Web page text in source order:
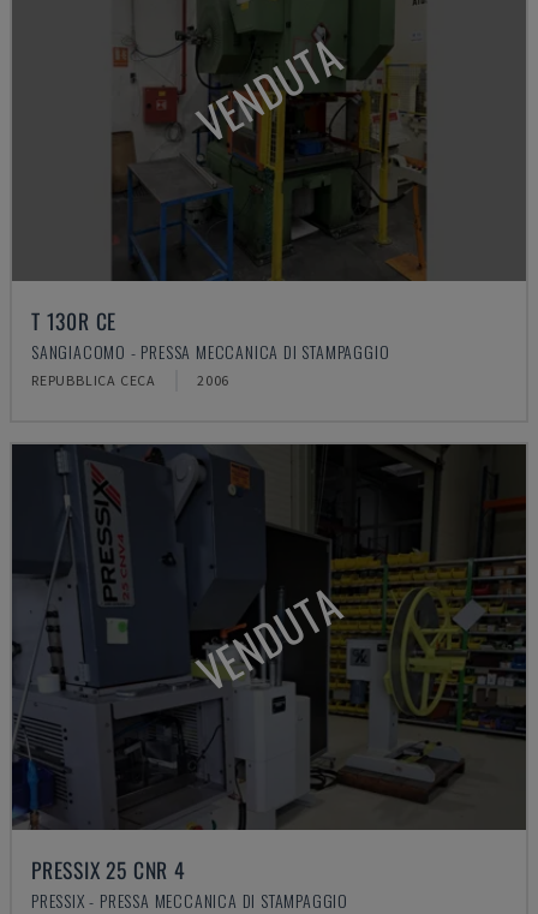
VENDUTA
T 130R CE
SANGIACOMO - PRESSA MECCANICA DI STAMPAGGIO
REPUBBLICA CECA 2006
VENDUTA
PRESSIX 25 CNR 4
PRESSIX - PRESSA MECCANICA DI STAMPAGGIO